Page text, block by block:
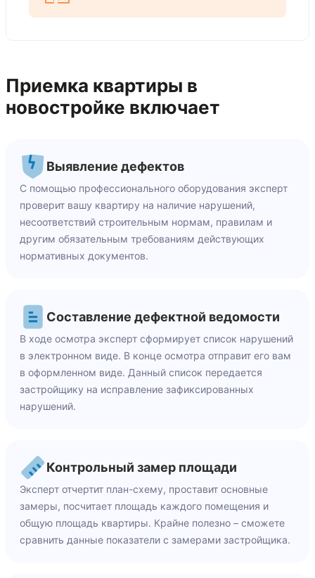
Приемка квартиры в
новостройке включает
Выявление дефектов
С помощью профессионального оборудования эксперт
проверит вашу квартиру на наличие нарушений,
несоответствий строительным нормам, правилам и
другим обязательным требованиям действующих
нормативных документов.
Составление дефектной ведомости
В ходе осмотра эксперт сформирует список нарушений
в электронном виде. В конце осмотра отправит его вам
в оформленном виде. Данный список передается
застройщику на исправление зафиксированных
нарушений.
Контрольный замер площади
Эксперт отчертит план-схему, проставит основные
замеры, посчитает площадь каждого помещения и
общую площадь квартиры. Крайне полезно – сможете
сравнить данные показатели с замерами застройщика.